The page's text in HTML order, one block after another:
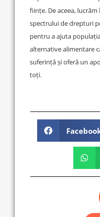
ființe. De aceea,
spectrului de drepturi
pentru a ajuta
alternative alimentare
suferință și oferă un
toți.